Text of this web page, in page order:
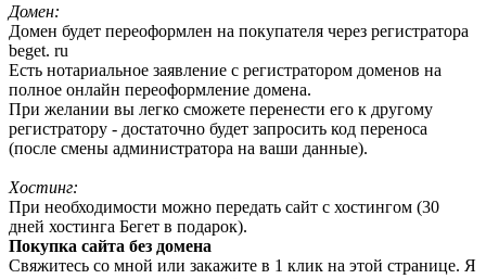
Домен:
Домен будет переоформлен на покупателя через регистратора
beget. ru
Есть нотариальное заявление с регистратором доменов на
полное онлайн переоформление домена.
При желании вы легко сможете перенести его к другому
регистратору - достаточно будет запросить код переноса
(после смены администратора на ваши данные).
Хостинг:
При необходимости можно передать сайт с хостингом (30
дней хостинга Бегет в подарок).
Покупка сайта без домена
Свяжитесь со мной или закажите в 1 клик на этой странице. Я